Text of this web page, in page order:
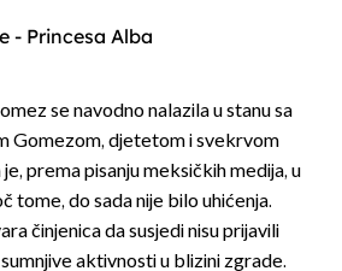
- Princesa Alba
se navodno nalazila u stanu sa
Gomezom, djetetom i svekrvom
prema pisanju meksičkih medija, u
tome, do sada nije bilo uhićenja.
činjenica da susjedi nisu prijavili
aktivnosti u blizini zgrade.